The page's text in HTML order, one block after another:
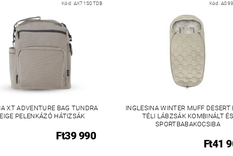
Kód: AX71S0TDB
XT ADVENTURE BAG TUNDRA
PELENKÁZÓ HÁTIZSÁK
Ft39 990
Kód:
INGLESINA WINTER MUFF DESERT
TÉLI LÁBZSÁK KOMBINÁLT ÉS
SPORTBABAKOCSIBA
Ft41